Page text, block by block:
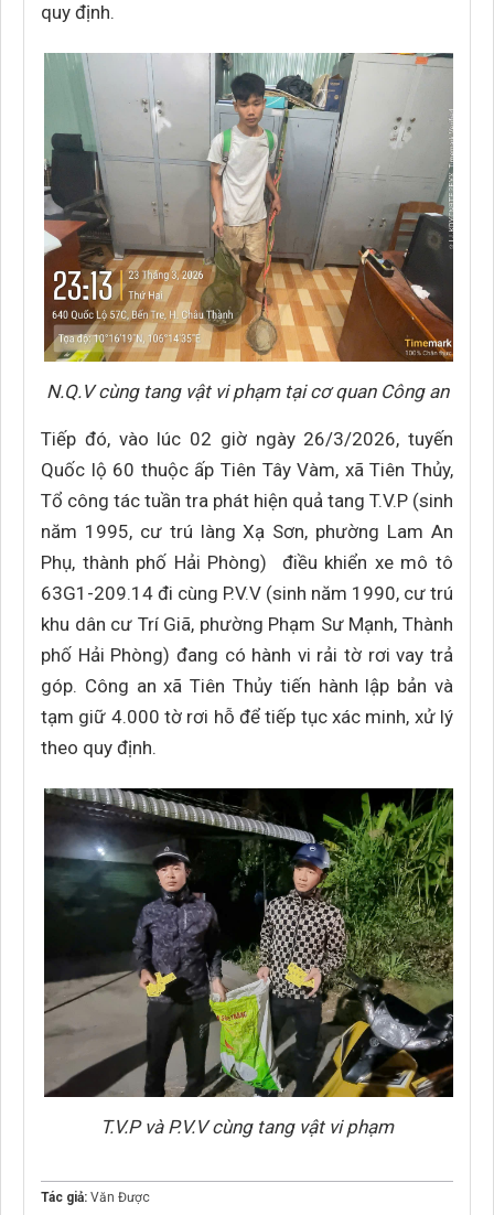
quy định.
N.Q.V cùng tang vật vi phạm tại cơ quan Công an
Tiếp đó, vào lúc 02 giờ ngày 26/3/2026, tuyến
Quốc lộ 60 thuộc ấp Tiên Tây Vàm, xã Tiên Thủy,
Tổ công tác tuần tra phát hiện quả tang T.V.P (sinh
năm 1995, cư trú làng Xạ Sơn, phường Lam An
Phụ, thành phố Hải Phòng) điều khiển xe mô tô
63G1-209.14 đi cùng P.V.V (sinh năm 1990, cư trú
khu dân cư Trí Giã, phường Phạm Sư Mạnh, Thành
phố Hải Phòng) đang có hành vi rải tờ rơi vay trả
góp. Công an xã Tiên Thủy tiến hành lập bản và
tạm giữ 4.000 tờ rơi hỗ để tiếp tục xác minh, xử lý
theo quy định.
T.V.P và P.V.V cùng tang vật vi phạm
Tác giả: Văn Được